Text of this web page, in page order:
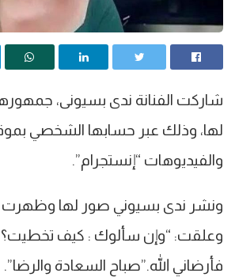
شاركت الفنانة ندى بسيونى،
لها، وذلك عبر حسابها الشخصي
والفيديوهات “إنستجرام”.
ونشر ندى بسيوني صور لها وظهرت
وعلقت: “وإن سألوك : كيف
فأرضاني الله.”صباح السعادة والرضا”.